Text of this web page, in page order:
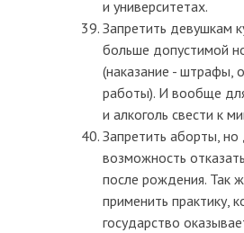
и университетах.
Запретить девушкам
больше допустимой
(наказание - штрафы,
работы). И вообще
и алкоголь свести к
Запретить аборты, но
возможность
после рождения. Так
применить практику,
государство